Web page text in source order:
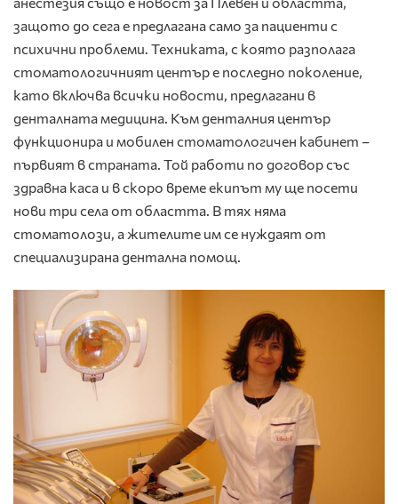
защото до сега е предлагана само за пациенти с
психични проблеми. Техниката, с която разполага
стоматологичният център е последно поколение,
като включва всички новости, предлагани в
денталната медицина. Към денталния център
функционира и мобилен стоматологичен кабинет –
първият в страната. Той работи по договор със
здравна каса и в скоро време екипът му ще посети
нови три села от областта. В тях няма
стоматолози, а жителите им се нуждаят от
специализирана дентална помощ.